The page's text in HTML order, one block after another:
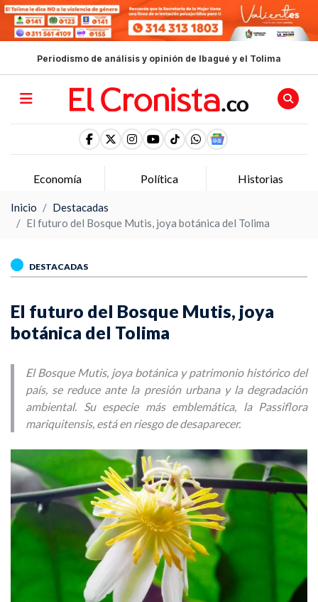
Periodismo de análisis y opinión de Ibagué y el Tolima
Economía Política Historias
Inicio
Destacadas
El futuro del Bosque Mutis, joya botánica del Tolima
DESTACADAS
El futuro del Bosque Mutis, joya
botánica del Tolima
El Bosque Mutis, joya botánica y patrimonio histórico del
país, se reduce ante la presión urbana y la degradación
ambiental. Su especie más emblemática, la Passiflora
mariquitensis, está en riesgo de desaparecer.